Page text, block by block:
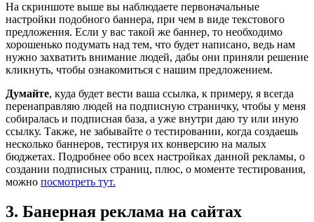
На скриншоте выше вы наблюдаете первоначальные
настройки подобного баннера, при чем в виде текстового
предложения. Если у вас такой же баннер, то необходимо
хорошенько подумать над тем, что будет написано, ведь нам
нужно захватить внимание людей, дабы они приняли решение
кликнуть, чтобы ознакомиться с нашим предложением.
Думайте, куда будет вести ваша ссылка, к примеру, я всегда
перенаправляю людей на подписную страничку, чтобы у меня
собиралась и подписная база, а уже внутри даю ту или иную
ссылку. Также, не забывайте о тестировании, когда создаешь
несколько баннеров, тестируя их конверсию на малых
бюджетах. Подробнее обо всех настройках данной рекламы, о
создании подписных страниц, плюс, о моменте тестирования,
можно посмотреть тут.
3. Банерная реклама на сайтах